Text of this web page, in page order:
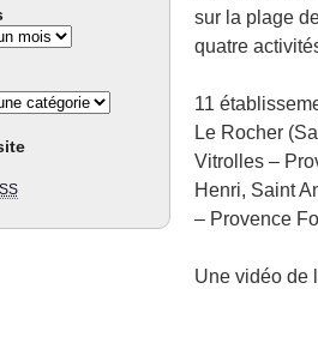
sur la plage
quatre
11
Le Rocher
Vitrolles –
Henri, Saint
– Provence
Une vidéo de